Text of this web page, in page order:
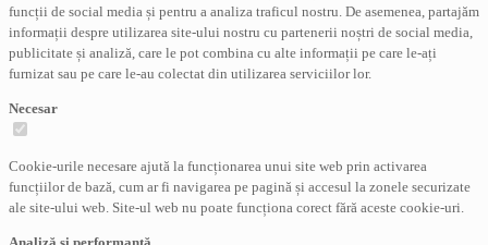
funcții de social media și pentru a analiza traficul nostru. De asemenea, partajăm
informații despre utilizarea site-ului nostru cu partenerii noștri de social media,
publicitate și analiză, care le pot combina cu alte informații pe care le-ați
furnizat sau pe care le-au colectat din utilizarea serviciilor lor.
Necesar
Cookie-urile necesare ajută la funcționarea unui site web prin activarea
funcțiilor de bază, cum ar fi navigarea pe pagină și accesul la zonele securizate
ale site-ului web. Site-ul web nu poate funcționa corect fără aceste cookie-uri.